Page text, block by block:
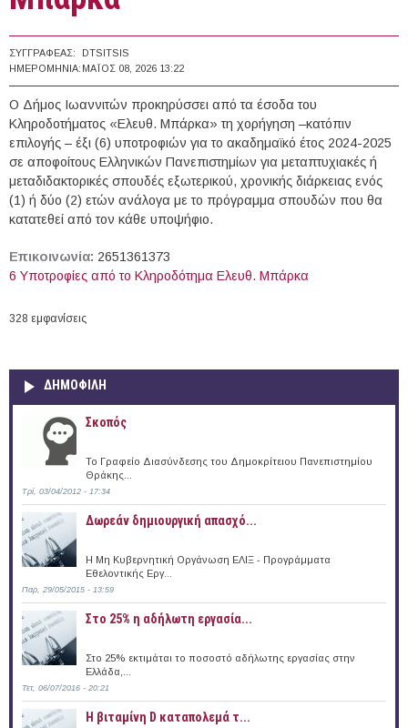
ΣΥΓΓΡΑΦΈΑΣ:
DTSITSIS
ΗΜΕΡΟΜΗΝΊΑ: ΜΆΙΟΣ 08, 2026 13:22
Ο Δήμος Ιωαννιτών προκηρύσσει από τα έσοδα του
Κληροδοτήματος «Ελευθ. Μπάρκα» τη χορήγηση –κατόπιν
επιλογής – έξι (6) υποτροφιών για το ακαδημαϊκό έτος 2024-2025
σε αποφοίτους Ελληνικών Πανεπιστημίων για μεταπτυχιακές ή
μεταδιδακτορικές σπουδές εξωτερικού, χρονικής διάρκειας ενός
(1) ή δύο (2) ετών ανάλογα με το πρόγραμμα σπουδών που θα
κατατεθεί από τον κάθε υποψήφιο.
Επικοινωνία: 2651361373
6 Υποτροφίες από το Κληροδότημα Ελευθ. Μπάρκα
328 εμφανίσεις
ΔΗΜΟΦΙΛΗ
Σκοπός
Το Γραφείο Διασύνδεσης του Δημοκρίτειου Πανεπιστημίου
Θράκης...
Τρί, 03/04/2012 - 17:34
Δωρεάν δημιουργική απασχό...
Η Μη Κυβερνητική Οργάνωση ΕΛΙΞ - Προγράμματα
Εθελοντικής Εργ...
Παρ, 29/05/2015 - 13:59
Στο 25% η αδήλωτη εργασία...
Στο 25% εκτιμάται το ποσοστό αδήλωτης εργασίας στην
Ελλάδα,...
Τετ, 06/07/2016 - 20:21
Η βιταμίνη D καταπολεμά τ...